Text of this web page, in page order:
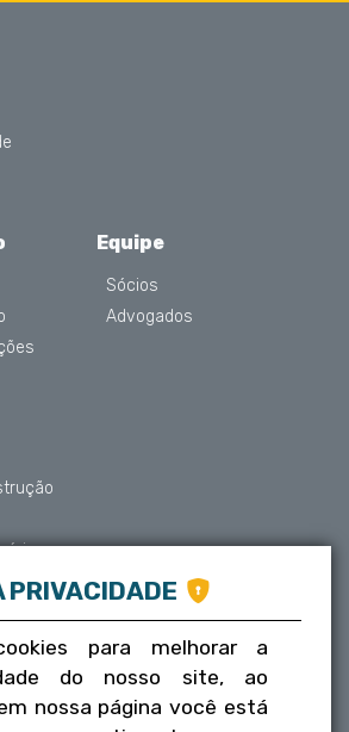
Equipe
Sócios
Advogados
PRIVACIDADE
para melhorar a
do nosso site, ao
nossa página você está